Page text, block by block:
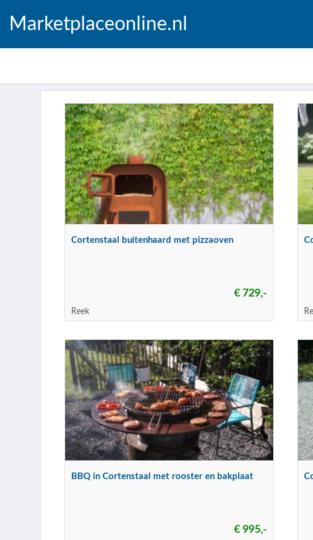
Marketplaceonline.nl
Cortenstaal buitenhaard met pizzaoven
€ 729,-
Reek
BBQ in Cortenstaal met rooster en bakplaat
€ 995,-